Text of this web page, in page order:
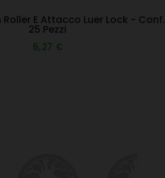
E Attacco Luer Lock - Conf.
25 Pezzi
6,27 €